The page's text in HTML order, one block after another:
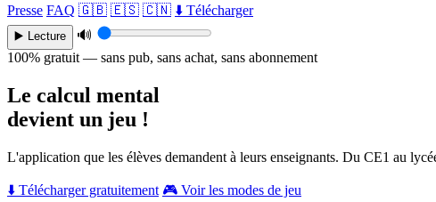
Presse FAQ 🇬🇧 🇪🇸 🇨🇳 ⬇️ Télécharger
▶️ Lecture
🔊
100% gratuit — sans pub, sans achat, sans abonnement
Le calcul mental
devient un jeu !
L'application que les élèves demandent à leurs enseignants. Du CE1 au
⬇️ Télécharger gratuitement 🎮 Voir les modes de jeu